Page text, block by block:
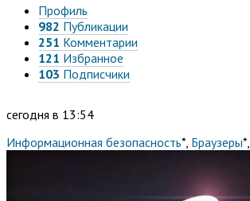
Профиль
982 Публикации
251 Комментарии
121 Избранное
103 Подписчики
сегодня в 13:54
Информационная безопасность*, Браузеры*,